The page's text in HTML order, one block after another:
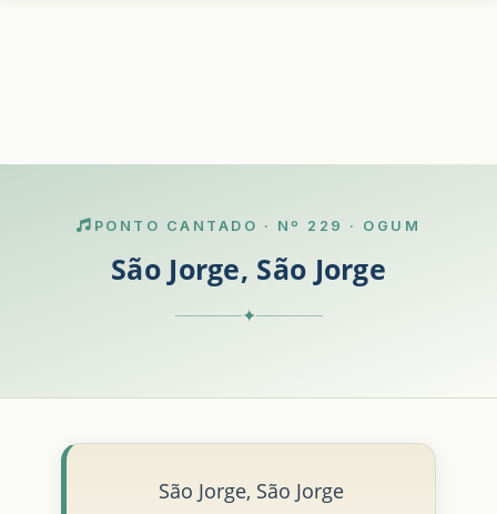
PONTO CANTADO · Nº 229 · OGUM
São Jorge, São Jorge
✦
São Jorge, São Jorge